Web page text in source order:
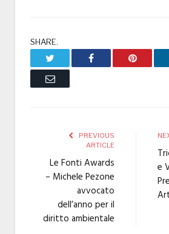
SHARE.
Facebook Pinterest
Email
PREVIOUS
ARTICLE
Le Fonti Awards
– Michele Pezone
avvocato
dell’anno per il
diritto ambientale
e